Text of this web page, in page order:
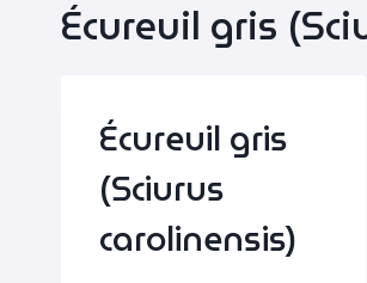
Écureuil gris
Écureuil gris
(Sciurus
carolinensis)